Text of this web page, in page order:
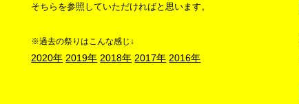
そちらを参照していただければと思います。
※過去の祭りはこんな感じ↓
2020年 2019年 2018年 2017年 2016年